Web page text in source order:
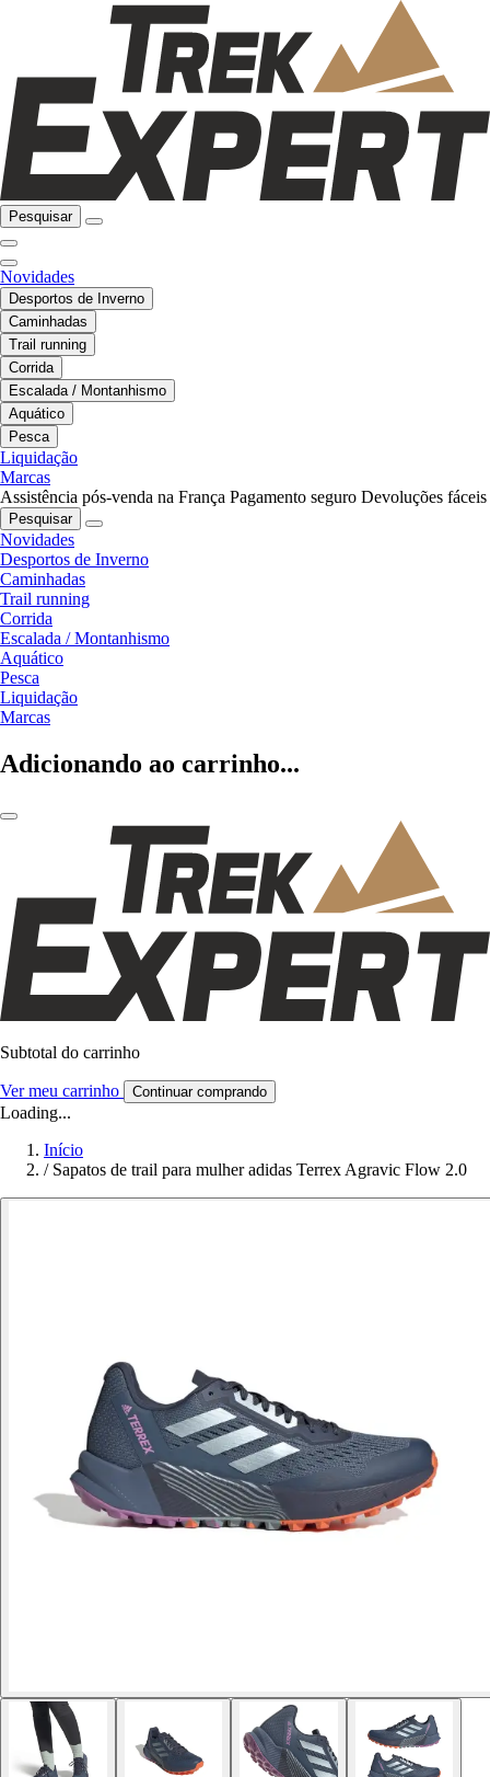
Pesquisar
Novidades
Desportos de Inverno
Caminhadas
Trail running
Corrida
Escalada / Montanhismo
Aquático
Pesca
Liquidação
Marcas
Assistência pós-venda na França Pagamento seguro Devoluções fáceis
Pesquisar
Novidades
Desportos de Inverno
Caminhadas
Trail running
Corrida
Escalada / Montanhismo
Aquático
Pesca
Liquidação
Marcas
Adicionando ao carrinho...
Subtotal do carrinho
Ver meu carrinho Continuar comprando
Loading...
Início
/ Sapatos de trail para mulher adidas Terrex Agravic Flow 2.0